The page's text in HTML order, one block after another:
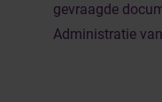
gevraagde
Administratie